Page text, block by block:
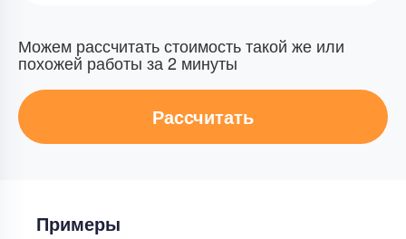
Можем рассчитать стоимость такой же или
похожей работы за 2 минуты
Рассчитать
Примеры